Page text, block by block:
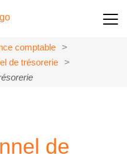
comptable
>
de trésorerie
>
de